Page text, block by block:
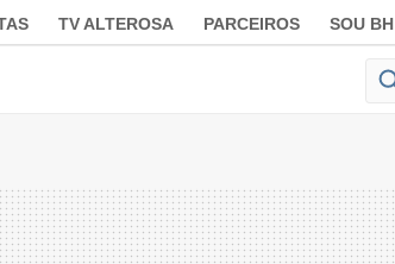
TV ALTEROSA PARCEIROS SOU BH